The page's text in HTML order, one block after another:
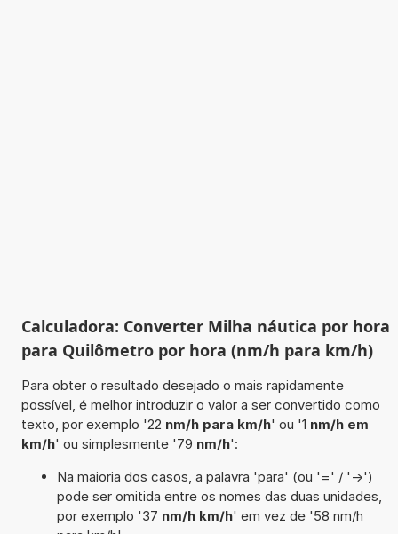
Calculadora: Converter Milha náutica por hora
para Quilômetro por hora (nm/h para km/h)
Para obter o resultado desejado o mais rapidamente
possível, é melhor introduzir o valor a ser convertido como
texto, por exemplo '22 nm/h para km/h' ou '1 nm/h em
km/h' ou simplesmente '79 nm/h':
Na maioria dos casos, a palavra 'para' (ou '=' / '->')
pode ser omitida entre os nomes das duas unidades,
por exemplo '37 nm/h km/h' em vez de '58 nm/h